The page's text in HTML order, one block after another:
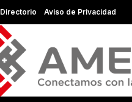
Directorio Aviso de Privacidad